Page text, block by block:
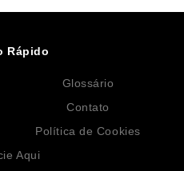
Rápido
Glossário
Contato
Política de Cookies
Aqui